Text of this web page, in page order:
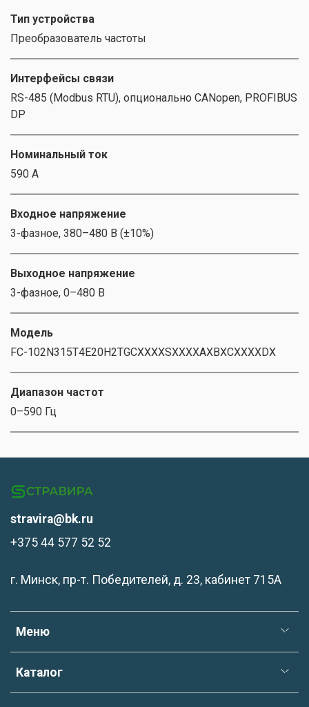
Тип устройства
Преобразователь частоты
Интерфейсы связи
RS-485 (Modbus RTU), опционально CANopen, PROFIBUS
DP
Номинальный ток
590 А
Входное напряжение
3-фазное, 380–480 В (±10%)
Выходное напряжение
3-фазное, 0–480 В
Модель
FC-102N315T4E20H2TGCXXXXSXXXXAXBXCXXXXDX
Диапазон частот
0–590 Гц
Меню
Каталог
stravira@bk.ru
+375 44 577 52 52
г. Минск, пр-т. Победителей, д. 23, кабинет 715А